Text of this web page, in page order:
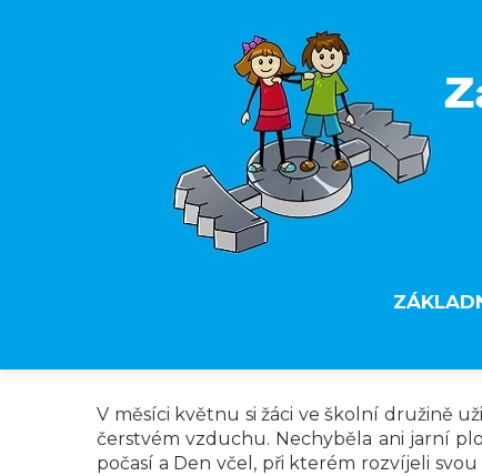
V měsíci květnu si žáci ve školní družině
čerstvém vzduchu. Nechyběla ani jarní
počasí a Den včel, při kterém rozvíjeli